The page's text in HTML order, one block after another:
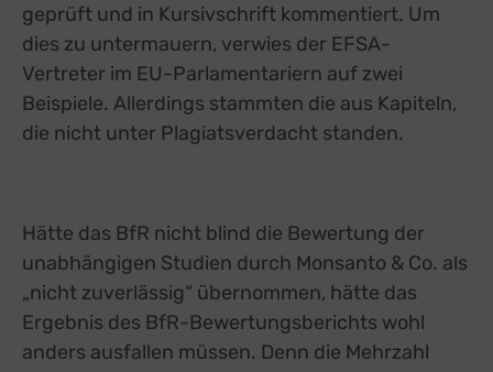
geprüft und in Kursivschrift kommentiert. Um
dies zu untermauern, verwies der EFSA-
Vertreter im EU-Parlamentariern auf zwei
Beispiele. Allerdings stammten die aus Kapiteln,
die nicht unter Plagiatsverdacht standen.
Hätte das BfR nicht blind die Bewertung der
unabhängigen Studien durch Monsanto & Co. als
„nicht zuverlässig“ übernommen, hätte das
Ergebnis des BfR-Bewertungsberichts wohl
anders ausfallen müssen. Denn die Mehrzahl